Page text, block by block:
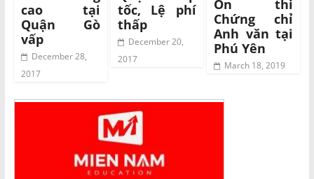
cao tại
Quận Gò
vấp
December 28,
2017
tốc, Lệ phí
thấp
December 20,
2017
Ôn thi
Chứng chỉ
Anh văn tại
Phú Yên
March 18, 2019